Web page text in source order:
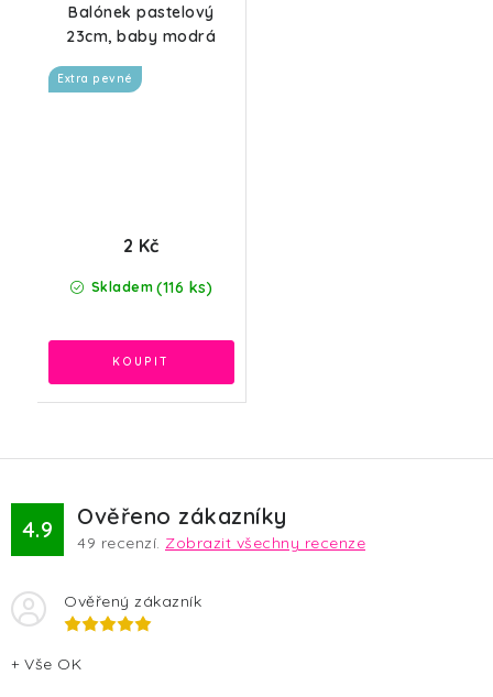
Balónek pastelový
23cm, baby modrá
Extra pevné
Skladem (116 ks)
2 Kč
4.9 Ověřeno zákazníky
49 recenzí. Zobrazit všechny recenze
Ověřený zákazník
+ Vše OK